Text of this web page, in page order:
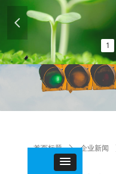
1
넳
首页标题 ꄲ 企业新闻